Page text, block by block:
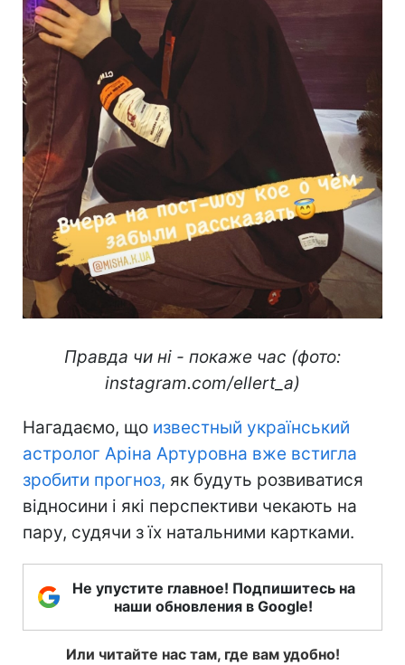
Правда чи ні - покаже час (фото:
instagram.com/ellert_a)
Нагадаємо, що известный український
астролог Аріна Артуровна вже встигла
зробити прогноз, як будуть розвиватися
відносини і які перспективи чекають на
пару, судячи з їх натальними картками.
Не упустите главное! Подпишитесь на
наши обновления в Google!
Или читайте нас там, где вам удобно!